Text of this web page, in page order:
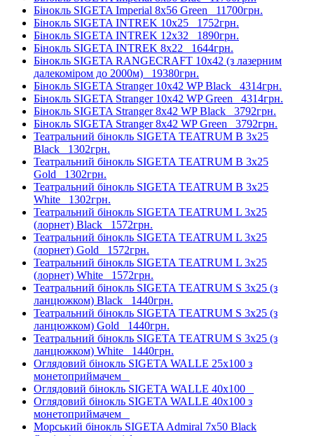
Бінокль SIGETA Imperial 8x56 Green 11700грн.
Бінокль SIGETA INTREK 10x25 1752грн.
Бінокль SIGETA INTREK 12x32 1890грн.
Бінокль SIGETA INTREK 8x22 1644грн.
Бінокль SIGETA RANGECRAFT 10x42 (з лазерним
далекоміром до 2000м) 19380грн.
Бінокль SIGETA Stranger 10x42 WP Black 4314грн.
Бінокль SIGETA Stranger 10x42 WP Green 4314грн.
Бінокль SIGETA Stranger 8x42 WP Black 3792грн.
Бінокль SIGETA Stranger 8x42 WP Green 3792грн.
Театральний бінокль SIGETA TEATRUM B 3x25
Black 1302грн.
Театральний бінокль SIGETA TEATRUM B 3x25
Gold 1302грн.
Театральний бінокль SIGETA TEATRUM B 3x25
White 1302грн.
Театральний бінокль SIGETA TEATRUM L 3x25
(лорнет) Black 1572грн.
Театральний бінокль SIGETA TEATRUM L 3x25
(лорнет) Gold 1572грн.
Театральний бінокль SIGETA TEATRUM L 3x25
(лорнет) White 1572грн.
Театральний бінокль SIGETA TEATRUM S 3x25 (з
ланцюжком) Black 1440грн.
Театральний бінокль SIGETA TEATRUM S 3x25 (з
ланцюжком) Gold 1440грн.
Театральний бінокль SIGETA TEATRUM S 3x25 (з
ланцюжком) White 1440грн.
Оглядовий бінокль SIGETA WALLE 25x100 з
монетоприймачем
Оглядовий бінокль SIGETA WALLE 40x100
Оглядовий бінокль SIGETA WALLE 40x100 з
монетоприймачем
Морський бінокль SIGETA Admiral 7x50 Black